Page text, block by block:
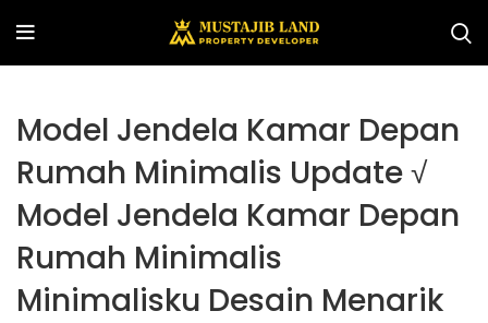
Model Jendela Kamar Depan
Rumah Minimalis Update √
Model Jendela Kamar Depan
Rumah Minimalis
Minimalisku Desain Menarik